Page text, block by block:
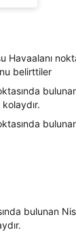
Havaalanı
belirttiler
bulunan